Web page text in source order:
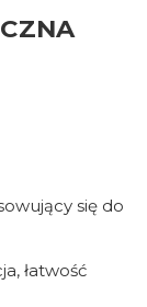
się do
łatwość